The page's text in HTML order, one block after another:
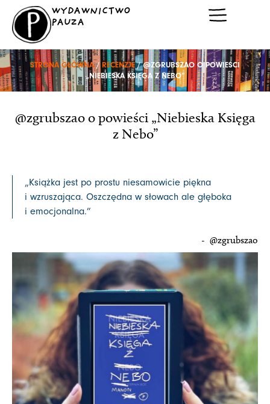
Przejdź
treści
WYDAWNICTWO
PAUZA
STRONA GŁÓWNA/ RECENZJE/ @ZGRUBSZAO O POWIEŚCI
„NIEBIESKA KSIĘGA Z NEBO”
@zgrubszao o powieści „Niebieska Księga
z Nebo”
„Książka jest po prostu niesamowicie piękna
i wzruszająca. Oszczędna w słowach ale głęboka
i emocjonalna.”
- @zgrubszao